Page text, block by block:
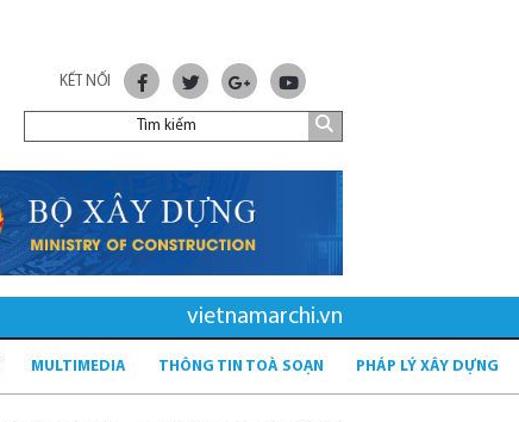
KẾT NỐI
vietnamarchi.vn
MULTIMEDIA THÔNG TIN TOÀ SOẠN PHÁP LÝ XÂY DỰNG